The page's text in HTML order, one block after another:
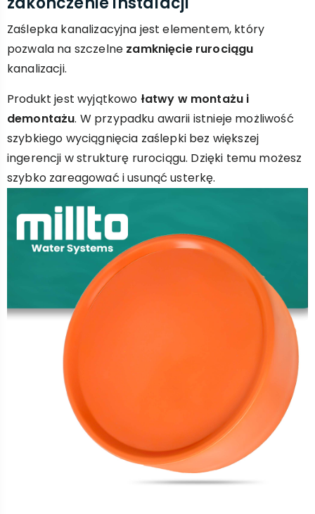
Zaślepka kanalizacyjna jest elementem, który
pozwala na szczelne zamknięcie rurociągu
kanalizacji.
Produkt jest wyjątkowo łatwy w montażu i
demontażu. W przypadku awarii istnieje możliwość
szybkiego wyciągnięcia zaślepki bez większej
ingerencji w strukturę rurociągu. Dzięki temu możesz
szybko zareagować i usunąć usterkę.